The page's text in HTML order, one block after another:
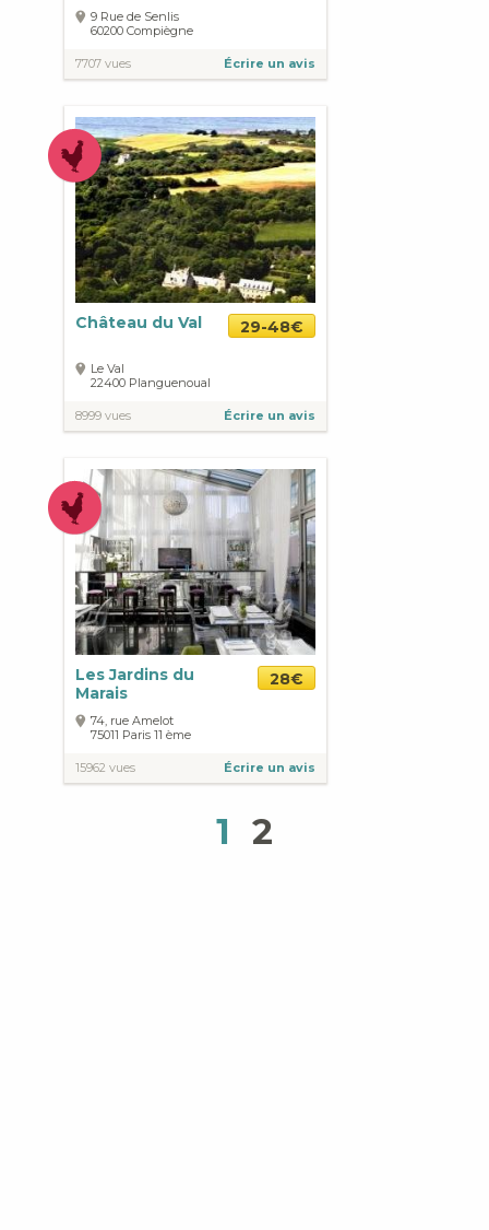
9 Rue de Senlis
60200 Compiègne
7707 vues Écrire un avis
Château du Val 29-48€
Le Val
22400 Planguenoual
8999 vues Écrire un avis
Les Jardins du
Marais
28€
74, rue Amelot
75011 Paris 11 ème
15962 vues Écrire un avis
1 2